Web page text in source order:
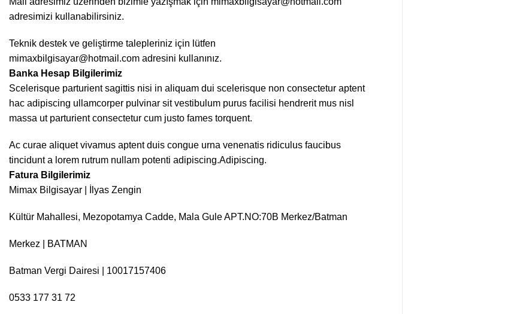
adresimizi kullanabilirsiniz.
Teknik destek ve geliştirme talepleriniz için lütfen
mimaxbilgisayar@hotmail.com adresini kullanınız.
Banka Hesap Bilgilerimiz
Scelerisque parturient sagittis nisi in aliquam dui scelerisque non consectetur aptent
hac adipiscing ullamcorper pulvinar sit vestibulum purus facilisi hendrerit mus nisl
massa ut parturient consectetur cum justo fames torquent.
Ac curae aliquet vivamus aptent duis congue urna venenatis ridiculus faucibus
tincidunt a lorem rutrum nullam potenti adipiscing.Adipiscing.
Fatura Bilgilerimiz
Mimax Bilgisayar | İlyas Zengin
Kültür Mahallesi, Mezopotamya Cadde, Mala Gule APT.NO:70B Merkez/Batman
Merkez | BATMAN
Batman Vergi Dairesi | 10017157406
0533 177 31 72